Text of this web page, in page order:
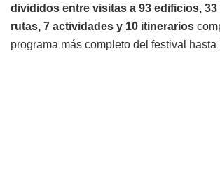
divididos entre visitas a 93 edificios,
rutas, 7 actividades y 10 itinerarios
programa más completo del festival hasta